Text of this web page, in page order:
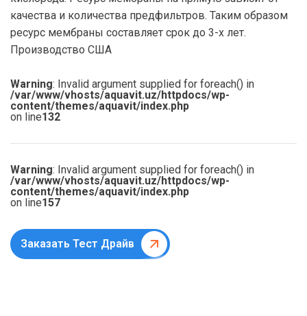
качества и количества предфильтров. Таким образом
ресурс мембраны составляет срок до 3-х лет.
Производство США
Warning: Invalid argument supplied for foreach() in
/var/www/vhosts/aquavit.uz/httpdocs/wp-
content/themes/aquavit/index.php
on line132
Warning: Invalid argument supplied for foreach() in
/var/www/vhosts/aquavit.uz/httpdocs/wp-
content/themes/aquavit/index.php
on line157
Заказать Тест Драйв